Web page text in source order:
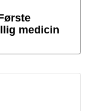
medicin